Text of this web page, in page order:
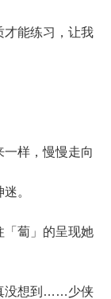
能练习，让我
样，慢慢走向
。
蔔」的呈现她
想到……少侠